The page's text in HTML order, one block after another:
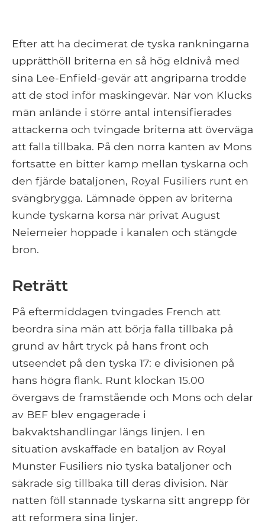
Efter att ha decimerat de tyska rankningarna
upprätthöll briterna en så hög eldnivå med
sina Lee-Enfield-gevär att angriparna trodde
att de stod inför maskingevär. När von Klucks
män anlände i större antal intensifierades
attackerna och tvingade briterna att överväga
att falla tillbaka. På den norra kanten av Mons
fortsatte en bitter kamp mellan tyskarna och
den fjärde bataljonen, Royal Fusiliers runt en
svängbrygga. Lämnade öppen av briterna
kunde tyskarna korsa när privat August
Neiemeier hoppade i kanalen och stängde
bron.
Reträtt
På eftermiddagen tvingades French att
beordra sina män att börja falla tillbaka på
grund av hårt tryck på hans front och
utseendet på den tyska 17: e divisionen på
hans högra flank. Runt klockan 15.00
övergavs de framstående och Mons och delar
av BEF blev engagerade i
bakvaktshandlingar längs linjen. I en
situation avskaffade en bataljon av Royal
Munster Fusiliers nio tyska bataljoner och
säkrade sig tillbaka till deras division. När
natten föll stannade tyskarna sitt angrepp för
att reformera sina linjer.